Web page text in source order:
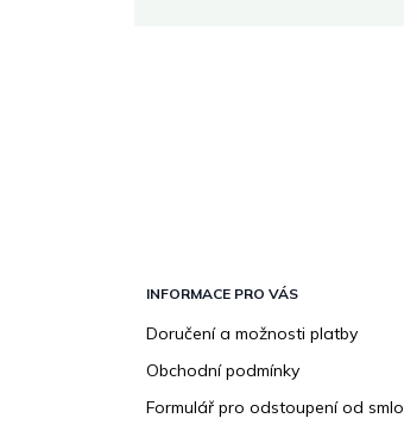
INFORMACE PRO VÁS
Doručení a možnosti platby
Obchodní podmínky
Formulář pro odstoupení od